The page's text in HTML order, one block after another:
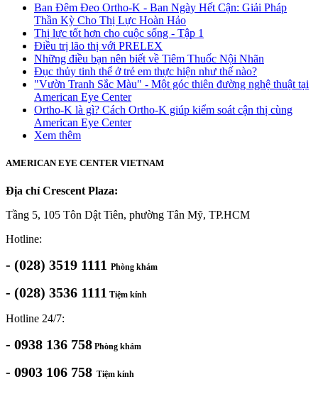
Ban Đêm Đeo Ortho-K - Ban Ngày Hết Cận: Giải Pháp
Thần Kỳ Cho Thị Lực Hoàn Hảo
Thị lực tốt hơn cho cuộc sống - Tập 1
Điều trị lão thị với PRELEX
Những điều bạn nên biết về Tiêm Thuốc Nội Nhãn
Đục thủy tinh thể ở trẻ em thực hiện như thế nào?
"Vườn Tranh Sắc Màu" - Một góc thiên đường nghệ thuật tại
American Eye Center
Ortho-K là gì? Cách Ortho-K giúp kiểm soát cận thị cùng
American Eye Center
Xem thêm
AMERICAN EYE CENTER VIETNAM
Địa chỉ Crescent Plaza:
Tầng 5, 105 Tôn Dật Tiên, phường Tân Mỹ, TP.HCM
Hotline:
- (028) 3519 1111 Phòng khám
- (028) 3536 1111 Tiệm kính
Hotline 24/7:
- 0938 136 758 Phòng khám
- 0903 106 758 Tiệm kính